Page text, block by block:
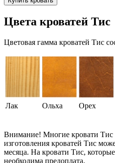
Цвета кроватей Тис
Цветовая гамма кроватей Тис
Лак Ольха Орех
Внимание! Многие кровати Тис
изготовления кроватей Тис
месяца. На кровати Тис, которые
необходима предоплата.